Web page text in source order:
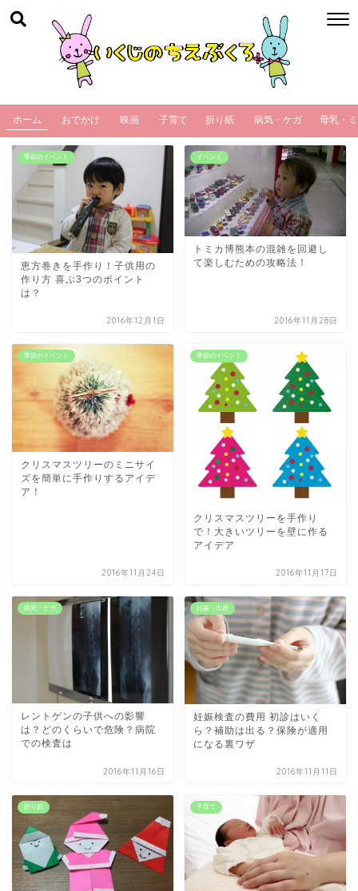
ホーム おでかけ 映画 子育て 折り紙 病気・ケガ 母乳・
季節のイベント
恵方巻きを手作り！子供用の
作り方 喜ぶ3つのポイント
は？
2016年12月1日
イベント
トミカ博熊本の混雑を回避し
て楽しむための攻略法！
2016年11月28日
季節のイベント
クリスマスツリーのミニサイ
ズを簡単に手作りするアイデ
ア！
2016年11月24日
季節のイベント
クリスマスツリーを手作り
で！大きいツリーを壁に作る
アイデア
2016年11月17日
病気・ケガ
レントゲンの子供への影響
は？どのくらいで危険？病院
での検査は
2016年11月16日
妊娠・出産
妊娠検査の費用 初診はいく
ら？補助は出る？保険が適用
になる裏ワザ
2016年11月11日
折り紙 子育て